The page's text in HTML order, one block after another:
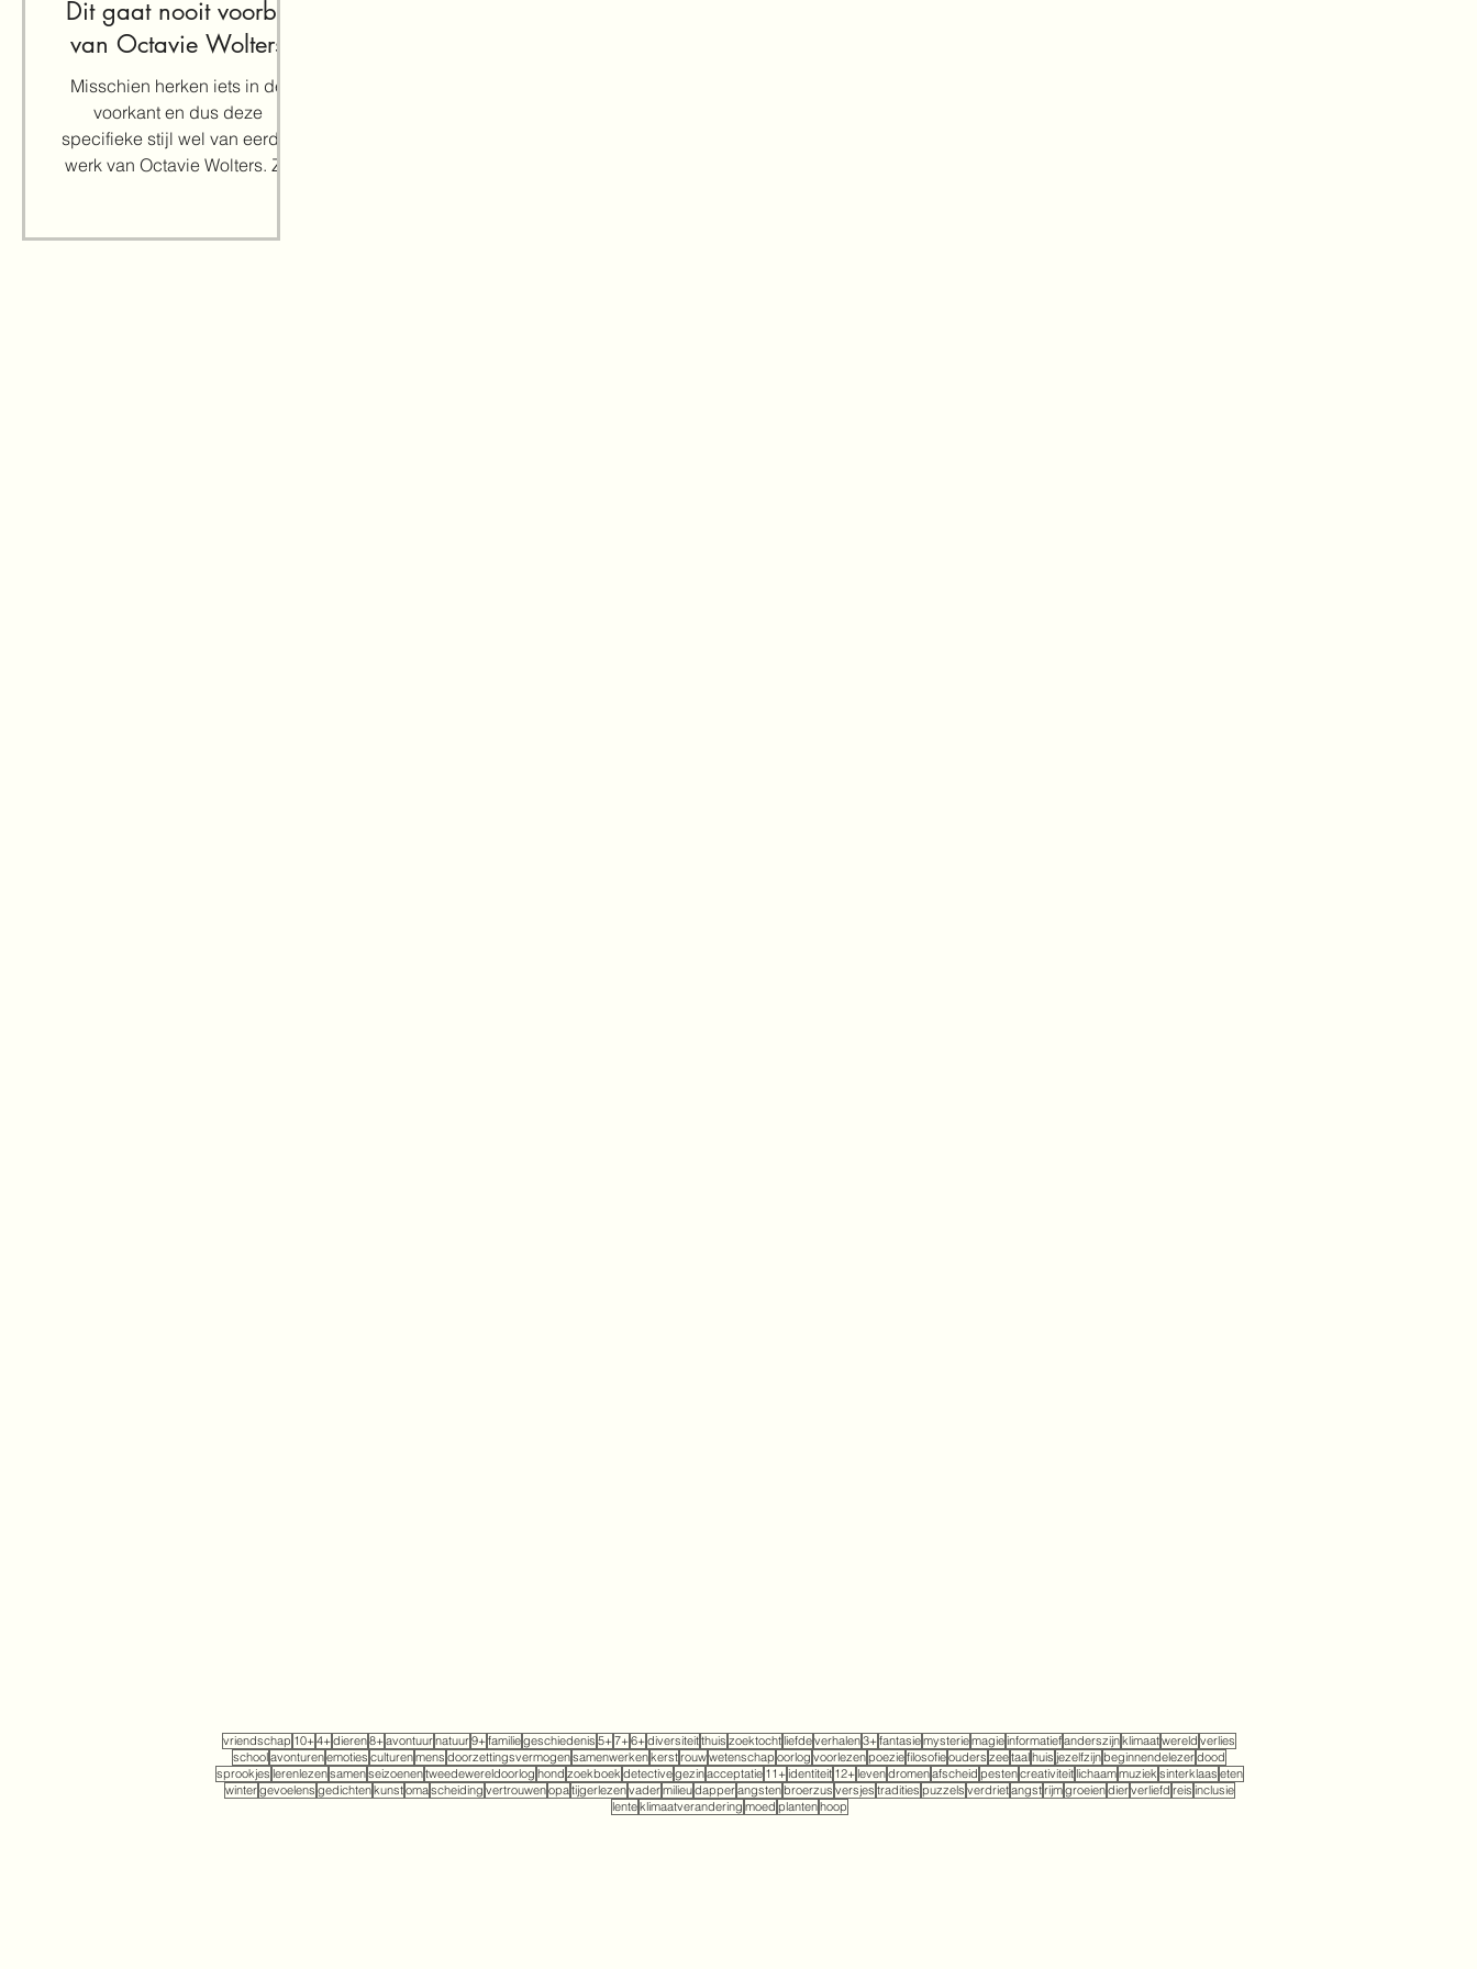
Dit gaat nooit voorbij
van Octavie Wolters
Misschien herken iets in de
voorkant en dus deze
specifieke stijl wel van eerder
werk van Octavie Wolters. Zij
vriendschap 10+4+dieren8+avontuurnatuur9+familiegeschiedenis 5+7+6+diversiteitthuis zoektochtliefdeverhalen3+fantasiemysteriemagieinformatiefanderszijnklimaatwereld verlies
schoolavonturenemoties culturenmens doorzettingsvermogensamenwerkenkerstrouwwetenschap oorlog voorlezenpoeziefilosofieouders zeetaalhuis jezelfzijnbeginnendelezerdood
sprookjes lerenlezensamenseizoenentweedewereldoorlog hond zoekboek detectivegezinacceptatie 11+identiteit 12+levendromenafscheid pestencreativiteitlichaammuziek sinterklaas eten
wintergevoelens gedichtenkunstomascheiding vertrouwenopatijgerlezenvadermilieudapperangstenbroerzus versjes tradities puzzels verdrietangstrijmgroeiendierverliefd reis inclusie
lenteklimaatverandering moed plantenhoop